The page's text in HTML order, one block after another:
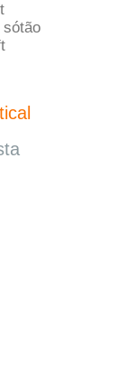
sótão